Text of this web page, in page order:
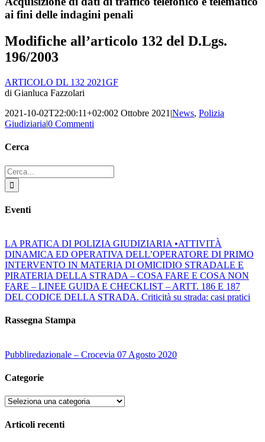
ai fini delle indagini penali
Modifiche all’articolo 132 del D.Lgs.
196/2003
ARTICOLO DL 132 2021GF
di Gianluca Fazzolari
2021-10-02T22:00:11+02:002 Ottobre 2021 |News, Polizia
Giudiziaria|0 Commenti
Cerca
Cerca
per:
Eventi
LA PRATICA DI POLIZIA GIUDIZIARIA •ATTIVITÀ
DINAMICA ED OPERATIVA DELL’OPERATORE DI PRIMO
INTERVENTO IN MATERIA DI OMICIDIO STRADALE E
PIRATERIA DELLA STRADA – COSA FARE E COSA NON
FARE – LINEE GUIDA E CHECKLIST – ARTT. 186 E 187
DEL CODICE DELLA STRADA. Criticità su strada: casi pratici
Rassegna Stampa
Pubbliredazionale – Crocevia 07 Agosto 2020
Categorie
Categorie
Articoli recenti